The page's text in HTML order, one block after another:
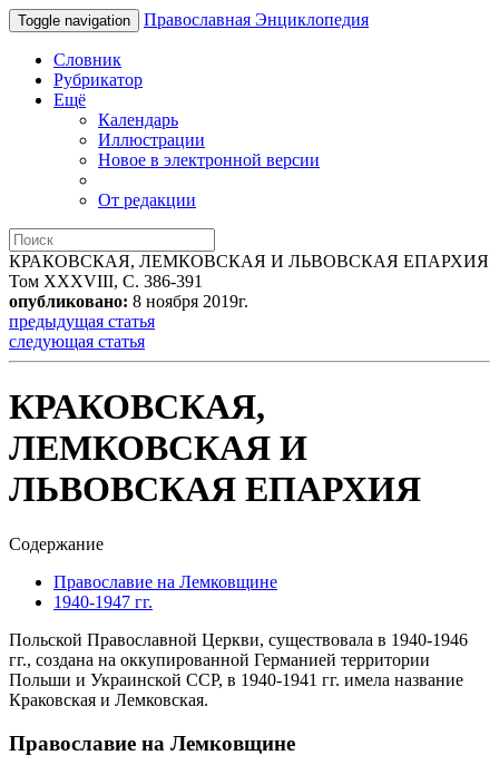
Toggle navigation Православная Энциклопедия
Словник
Рубрикатор
Ещё
Календарь
Иллюстрации
Новое в электронной версии
От редакции
КРАКОВСКАЯ, ЛЕМКОВСКАЯ И ЛЬВОВСКАЯ ЕПАРХИЯ
Том XXXVIII, С. 386-391
опубликовано: 8 ноября 2019г.
предыдущая статья
следующая статья
КРАКОВСКАЯ,
ЛЕМКОВСКАЯ И
ЛЬВОВСКАЯ ЕПАРХИЯ
Содержание
Православие на Лемковщине
1940-1947 гг.
Польской Православной Церкви, существовала в 1940-1946
гг., создана на оккупированной Германией территории
Польши и Украинской ССР, в 1940-1941 гг. имела название
Краковская и Лемковская.
Православие на Лемковщине